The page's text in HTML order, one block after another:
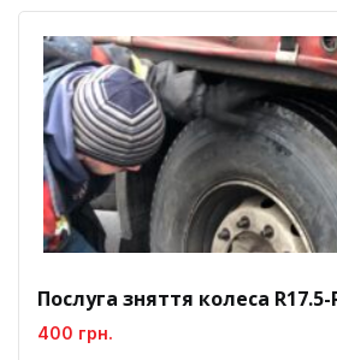
Послуга зняття колеса R17.5-
400 грн.